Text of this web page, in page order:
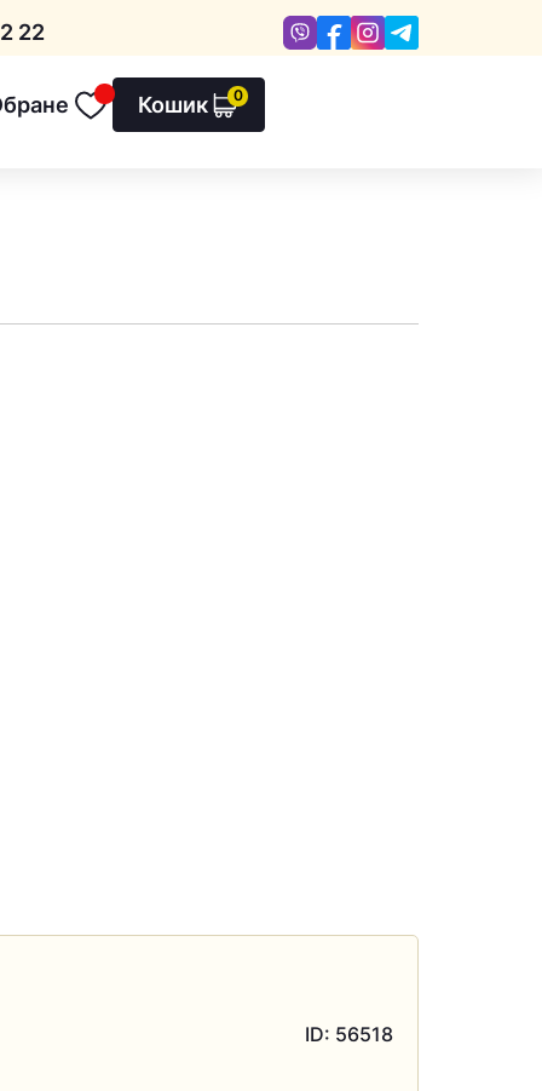
22 ViberFacebookInstagram
Кошик 0
ID: 56518